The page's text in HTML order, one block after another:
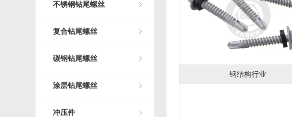
不锈钢钻尾螺丝
复合钻尾螺丝
碳钢钻尾螺丝
涂层钻尾螺丝
冲压件
钢结构行业